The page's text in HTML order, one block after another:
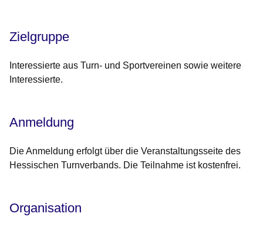
Zielgruppe
Interessierte aus Turn- und Sportvereinen sowie weitere
Interessierte.
Anmeldung
Die Anmeldung erfolgt über die Veranstaltungsseite des
Hessischen Turnverbands. Die Teilnahme ist kostenfrei.
Organisation